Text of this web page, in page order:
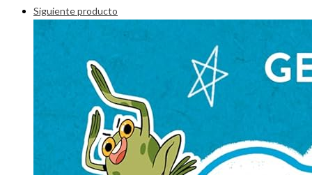
Siguiente producto